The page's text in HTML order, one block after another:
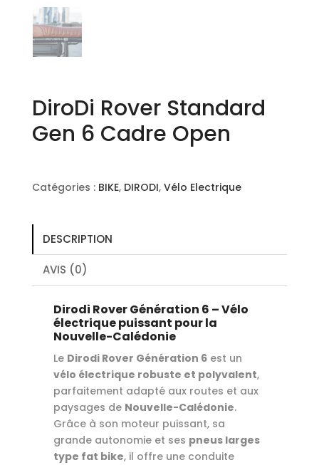
DiroDi Rover Standard
Gen 6 Cadre Open
Catégories : BIKE, DIRODI, Vélo Electrique
DESCRIPTION
AVIS (0)
Dirodi Rover Génération 6 – Vélo
électrique puissant pour la
Nouvelle-Calédonie
Le Dirodi Rover Génération 6est un
vélo électrique robuste et polyvalent,
parfaitement adapté aux routes et aux
paysages de Nouvelle-Calédonie.
Grâce à son moteur puissant, sa
grande autonomie et ses pneus larges
type fat bike, il offre une conduite